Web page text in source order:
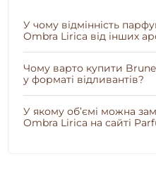
У чому відмінність
Ombra Lirica від інших
Чому варто купити
у форматі відливантів?
У якому об’ємі можна
Ombra Lirica на сайті